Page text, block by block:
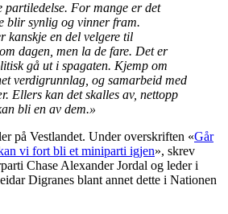
partiledelse. For mange er det
blir synlig og vinner fram.
kanskje en del velgere til
dagen, men la de fare. Det er
gå ut i spagaten. Kjemp om
verdigrunnlag, og samarbeid med
Ellers kan det skalles av, nettopp
bli en av dem.»
på Vestlandet. Under overskriften «Går
vi fort bli et miniparti igjen», skrev
Chase Alexander Jordal og leder i
Digranes blant annet dette i Nationen